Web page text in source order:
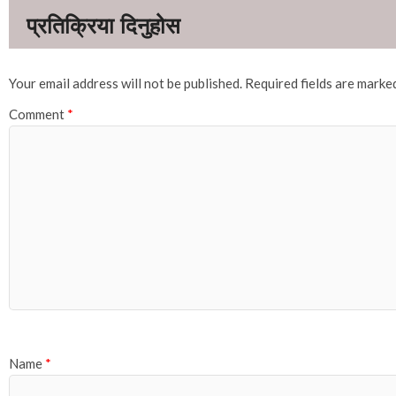
Your email address will not be published. Required fields are
Comment *
Name *